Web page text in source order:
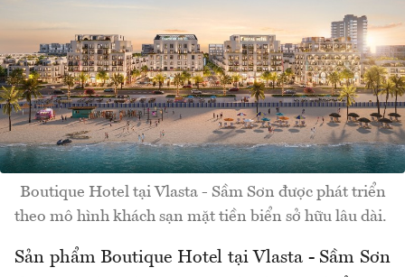
Boutique Hotel tại Vlasta - Sầm Sơn được phát triển
theo mô hình khách sạn mặt tiền biển sở hữu lâu dài.
Sản phẩm Boutique Hotel tại Vlasta - Sầm Sơn